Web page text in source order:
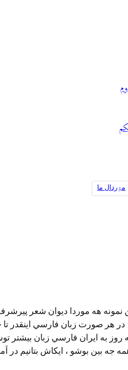
مۊردال ما
هه موردا ديوان شعر
صورت زبان فارسي اينقدر تا
به ايران فارسي زبان بيشتر
جه بين بوشو ، ايكاش بتانيم در